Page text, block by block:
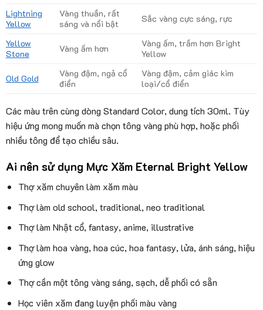
Lightning
Yellow
Vàng thuần, rất
sáng và nổi bật
Sắc vàng cực sáng, rực
Yellow
Stone
Vàng ấm hơn
Vàng ấm, trầm hơn Bright
Yellow
Old Gold
Vàng đậm, ngả cổ
điển
Vàng đậm, cảm giác kim
loại/cổ điển
Các màu trên cùng dòng Standard Color, dung tích 30ml. Tùy
hiệu ứng mong muốn mà chọn tông vàng phù hợp, hoặc phối
nhiều tông để tạo chiều sâu.
Ai nên sử dụng Mực Xăm Eternal Bright Yellow
Thợ xăm chuyên làm xăm màu
Thợ làm old school, traditional, neo traditional
Thợ làm Nhật cổ, fantasy, anime, illustrative
Thợ làm hoa vàng, hoa cúc, hoa fantasy, lửa, ánh sáng, hiệu
ứng glow
Thợ cần một tông vàng sáng, sạch, dễ phối có sẵn
Học viên xăm đang luyện phối màu vàng